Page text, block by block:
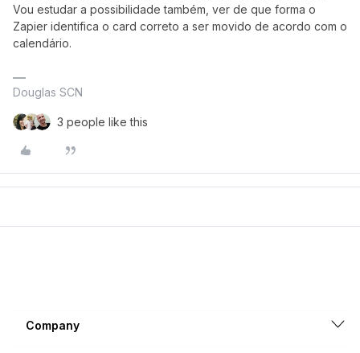
Vou estudar a possibilidade também, ver de que forma o
Zapier identifica o card correto a ser movido de acordo com o
calendário.
Douglas SCN
3 people like this
Company